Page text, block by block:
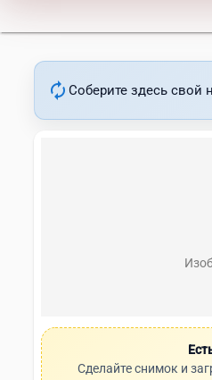
autorenew Соберите здесь
Сделайте снимок и